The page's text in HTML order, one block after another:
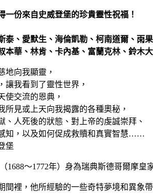
一份來自史威登堡的珍貴靈性祝福！
泰、愛默生、海倫凱勒、柯南道爾、雨果
本華、林肯、卡內基、富蘭克林、鈴木
地向我顯靈，
讓我看到了靈性世界，
使交流的恩典，
所見或上天向我揭露的各種奧秘，
、人死後的狀態、對上帝的虔誠崇拜、
知，以及如何促成救贖和真實智慧……
堡
1688～1772年）身為瑞典斯德哥爾摩
間裡，他所經驗的一些奇特夢境和異象